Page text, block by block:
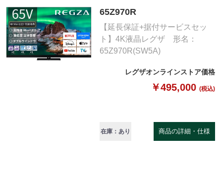
65Z970R
【延長保証+据付サービスセッ
ト】4K液晶レグザ 形名：
65Z970R(SW5A)
レグザオンラインストア価格
￥495,000 (税込)
在庫：あり 商品の詳細・仕様